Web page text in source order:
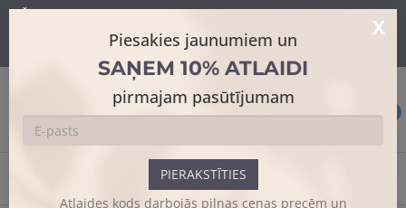
X
Piesakies jaunumiem un
SAŅEM 10% ATLAIDI
pirmajam pasūtījumam
PIERAKSTĪTIES
Atlaides kods darbojās pilnas cenas precēm un
Plakāts bez rāmja
papildus funkciju piedāvājumam.